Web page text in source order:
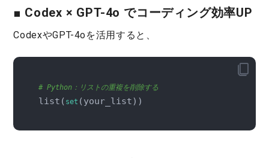
■ Codex × GPT-4o でコーディング効率UP
CodexやGPT-4oを活用すると、
# Python：リストの重複を削除する
list( set